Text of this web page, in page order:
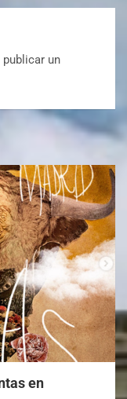
publicar un
en